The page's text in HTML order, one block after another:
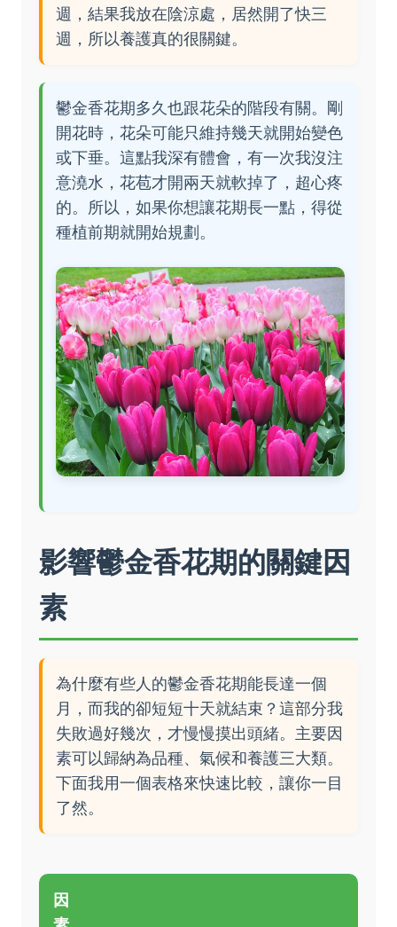
週，結果我放在陰涼處，居然開了快三
週，所以養護真的很關鍵。
鬱金香花期多久也跟花朵的階段有關。剛
開花時，花朵可能只維持幾天就開始變色
或下垂。這點我深有體會，有一次我沒注
意澆水，花苞才開兩天就軟掉了，超心疼
的。所以，如果你想讓花期長一點，得從
種植前期就開始規劃。
影響鬱金香花期的關鍵因
素
為什麼有些人的鬱金香花期能長達一個
月，而我的卻短短十天就結束？這部分我
失敗過好幾次，才慢慢摸出頭緒。主要因
素可以歸納為品種、氣候和養護三大類。
下面我用一個表格來快速比較，讓你一目
了然。
因